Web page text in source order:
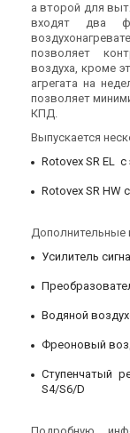
Оставить отзыв
Приточно-
установка
Цена по
Снят с производства
Приточно-
а второй для
входят два
позволяет
воздуха, кроме
агрегата на
позволяет
КПД.
Выпускается
Rotovex SR EL
Rotovex SR HW
Дополнительные
Усилитель
Водяной
Фреоновый
Ступенчатый
S4/S6/D